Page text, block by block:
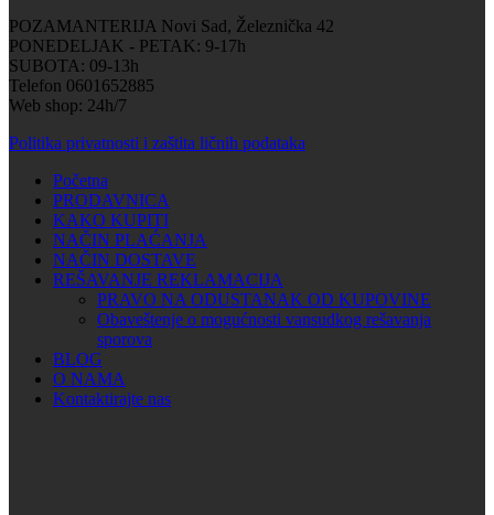
POZAMANTERIJA Novi Sad, Železnička 42
PONEDELJAK - PETAK: 9-17h
SUBOTA: 09-13h
Telefon 0601652885
Web shop: 24h/7
Politika privatnosti i zaštita ličnih podataka
Početna
PRODAVNICA
KAKO KUPITI
NAČIN PLAĆANJA
NAČIN DOSTAVE
REŠAVANJE REKLAMACIJA
PRAVO NA ODUSTANAK OD KUPOVINE
Obaveštenje o mogućnosti vansudkog rešavanja
sporova
BLOG
O NAMA
Kontaktirajte nas